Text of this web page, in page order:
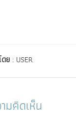
ย : USER
มคิดเห็น